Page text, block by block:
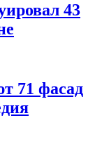
43
71 фасад